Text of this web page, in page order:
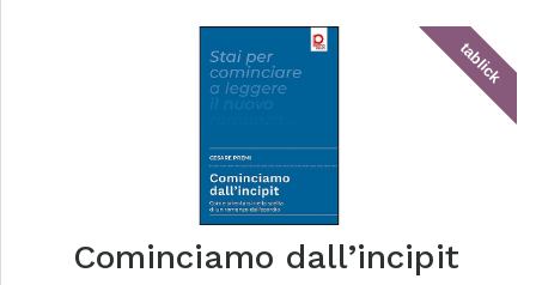
tablick
Cominciamo dall’incipit